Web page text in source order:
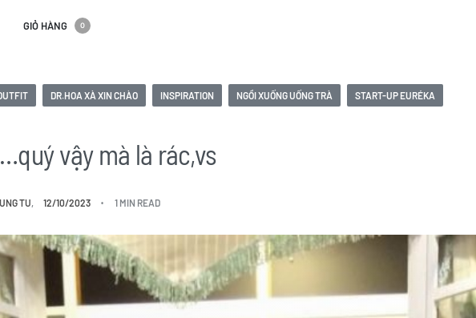
GIỎ HÀNG 0
DR.HOA XÀ XIN CHÀO INSPIRATION NGỒI XUỐNG UỐNG TRÀ START-UP EURÉKA
vậy mà là rác,vs
TU 12/10/2023 1 MIN READ